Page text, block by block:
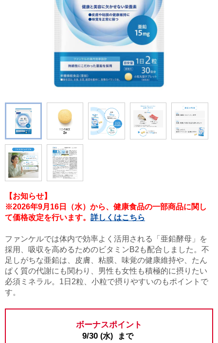
【お知らせ】
※2026年9月16日（水）から、健康食品の一部商品に関し
て価格改定を行います。 詳しくはこちら
ファンケルでは体内で効率よく活用される「亜鉛酵母」を
採用、吸収を高めるためのビタミンB2も配合しました。不
足しがちな亜鉛は、皮膚、粘膜、味覚の健康維持や、たん
ぱく質の代謝にも関わり、男性も女性も積極的に摂りたい
必須ミネラル。1日2粒、小粒で摂りやすいのもポイントで
す。
ボーナスポイント
9/30 (水) まで